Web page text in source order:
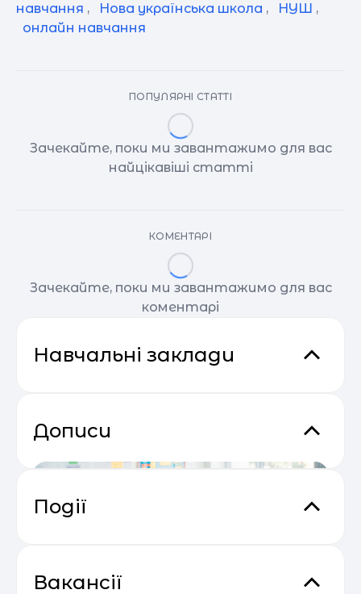
навчання , Нова українська школа , НУШ ,
онлайн навчання
ПОПУЛЯРНІ СТАТТІ
Зачекайте, поки ми завантажимо для вас
найцікавіші статті
КОМЕНТАРІ
Зачекайте, поки ми завантажимо для вас
коментарі
Навчальні заклади
Дописи
Події
продають
Вакансії